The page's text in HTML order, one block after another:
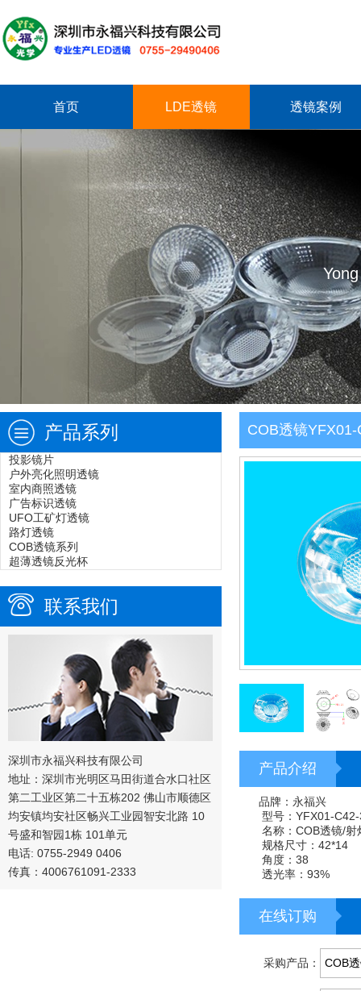
首页 LDE透镜 透镜案例
产品系列
投影镜片
户外亮化照明透镜
室内商照透镜
广告标识透镜
UFO工矿灯透镜
路灯透镜
COB透镜系列
超薄透镜反光杯
联系我们
深圳市永福兴科技有限公司
地址：深圳市光明区马田街道合水口社区
第二工业区第二十五栋202 佛山市顺德区
均安镇均安社区畅兴工业园智安北路 10
号盛和智园1栋 101单元
电话: 0755-2949 0406
传真：4006761091-2333
COB透镜YFX01-
产品介绍
品牌：永福兴
型号：YFX01-C42-
名称：COB透镜/射
规格尺寸：42*14
角度：38
透光率：93%
在线订购
采购产品：